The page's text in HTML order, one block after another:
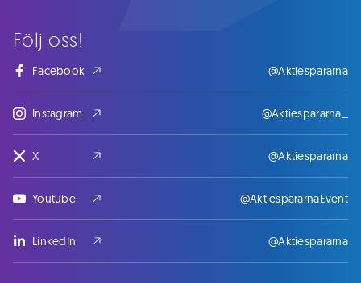
Följ oss!
Facebook @Aktiespararna
Instagram @Aktiespararna_
X @Aktiespararna
Youtube @AktiespararnaEvent
LinkedIn @Aktiespararna